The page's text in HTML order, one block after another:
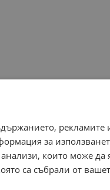
рекламите
за
които може
са събрали от